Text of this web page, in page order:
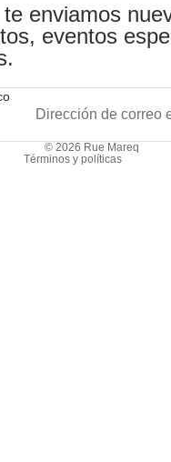
enviamos
eventos
© 2026 Rue Mareq
Términos y políticas